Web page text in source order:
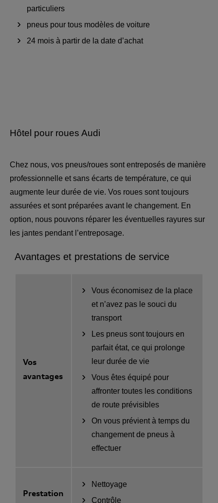
particuliers
pneus pour tous modèles de voiture
24 mois à partir de la date d’achat
Hôtel pour roues Audi
Chez nous, vos pneus/roues sont entreposés de manière
professionnelle et sans écarts de température, ce qui
augmente leur durée de vie. Vos roues sont toujours
assurées et sont préparées avant le changement. En
option, nous pouvons réparer les éventuelles rayures sur
les jantes pendant l’entreposage.
Avantages et prestations de service
Vos
avantages
Vous économisez de la place
et n’avez pas le souci du
transport
Les pneus sont toujours en
parfait état, ce qui prolonge
leur durée de vie
Vous êtes équipé pour
affronter toutes les conditions
de route prévisibles
On vous prévient à temps du
changement de pneus à
effectuer
Prestation
Nettoyage
Contrôle